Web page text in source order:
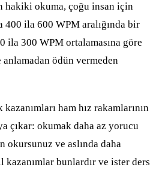
hakiki okuma, çoğu insan için
ila 600 WPM aralığında bir
ila 300 WPM ortalamasına göre
anlamadan ödün vermeden
ham hız rakamlarının
çıkar: okumak daha az yorucu
okursunuz ve aslında daha
kazanımlar bunlardır ve ister ders